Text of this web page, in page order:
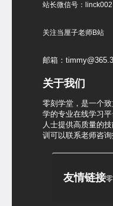
站长微信号：linck002
关注当厘子老师B站
邮箱：
关于我们
零刻学堂，是一个
学的专业在线学习
人士提供高质量的
训可以联系老师咨询
友情链接